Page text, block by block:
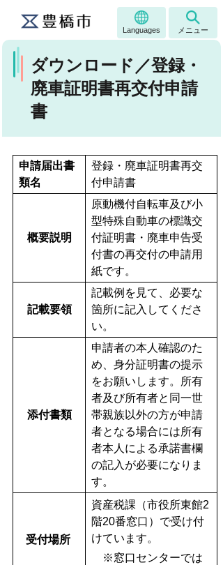
Languages メニュー
ダウンロード／登録・
廃車証明書再交付申請
書
申請届出書
類名
登録・廃車証明書再交
付申請書
概要説明
原動機付自転車及び小
型特殊自動車の標識交
付証明書・廃車申告受
付書の再交付の申請用
紙です。
記載要領
記載例を見て、必要な
箇所に記入してくださ
い。
添付書類
申請者の本人確認のた
め、身分証明書の提示
をお願いします。所有
者及び所有者と同一世
帯親族以外の方が申請
者となる場合には所有
者本人による承諾書欄
の記入が必要になりま
す。
受付場所
資産税課（市役所東館2
階20番窓口）で受け付
けています。
※窓口センターでは